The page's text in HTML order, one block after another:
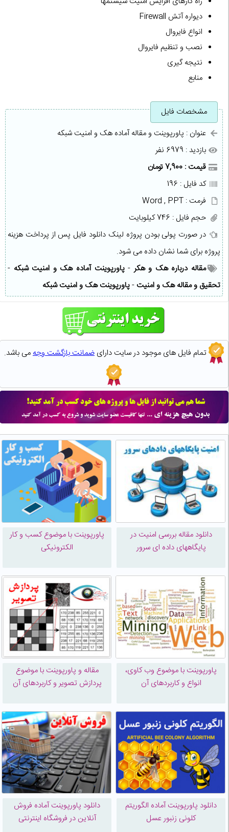
دیواره آتش Firewall
انواع فایروال
نصب و تنظیم فایروال
نتیجه گیری
منابع
مشخصات فایل
عنوان : پاورپوینت و مقاله آماده هک و امنیت شبکه
بازدید : 6979 نفر
قیمت : 7,900 تومان
کد فایل : 196
فرمت : Word , PPT
حجم فایل : 746 کیلوبایت
در صورت پولی بودن پروژه لینک دانلود فایل پس از پرداخت هزینه
پروژه برای شما نشان داده می شود.
مقاله درباره هک و هکر- پاورپوینت آماده هک و امنیت شبکه-
تحقیق و مقاله هک و امنیت-پاورپوینت هک و امنیت شبکه
تمام فایل های موجود در سایت دارای ضمانت بازگشت وجهمی باشد.
دانلود مقاله بررسی امنیت در
پایگاههای داده ای سرور
پاورپوینت با موضوع کسب و کار
الکترونيکی
پاورپوینت با موضوع وب کاوی،
انواع و کاربردهای آن
مقاله و پاورپوینت با موضوع
پردازش تصویر و کاربردهای آن
دانلود پاورپوینت آماده الگوریتم
كلونی زنبور عسل
دانلود پاورپوینت آماده فروش
آنلاین در فروشگاه اینترنتی